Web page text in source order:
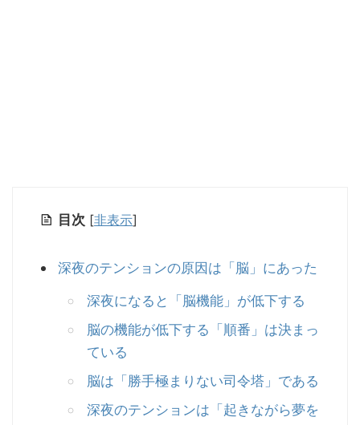
目次 [非表示]
深夜のテンションの原因は「脳」にあった
深夜になると「脳機能」が低下する
脳の機能が低下する「順番」は決まっ
ている
脳は「勝手極まりない司令塔」である
深夜のテンションは「起きながら夢を